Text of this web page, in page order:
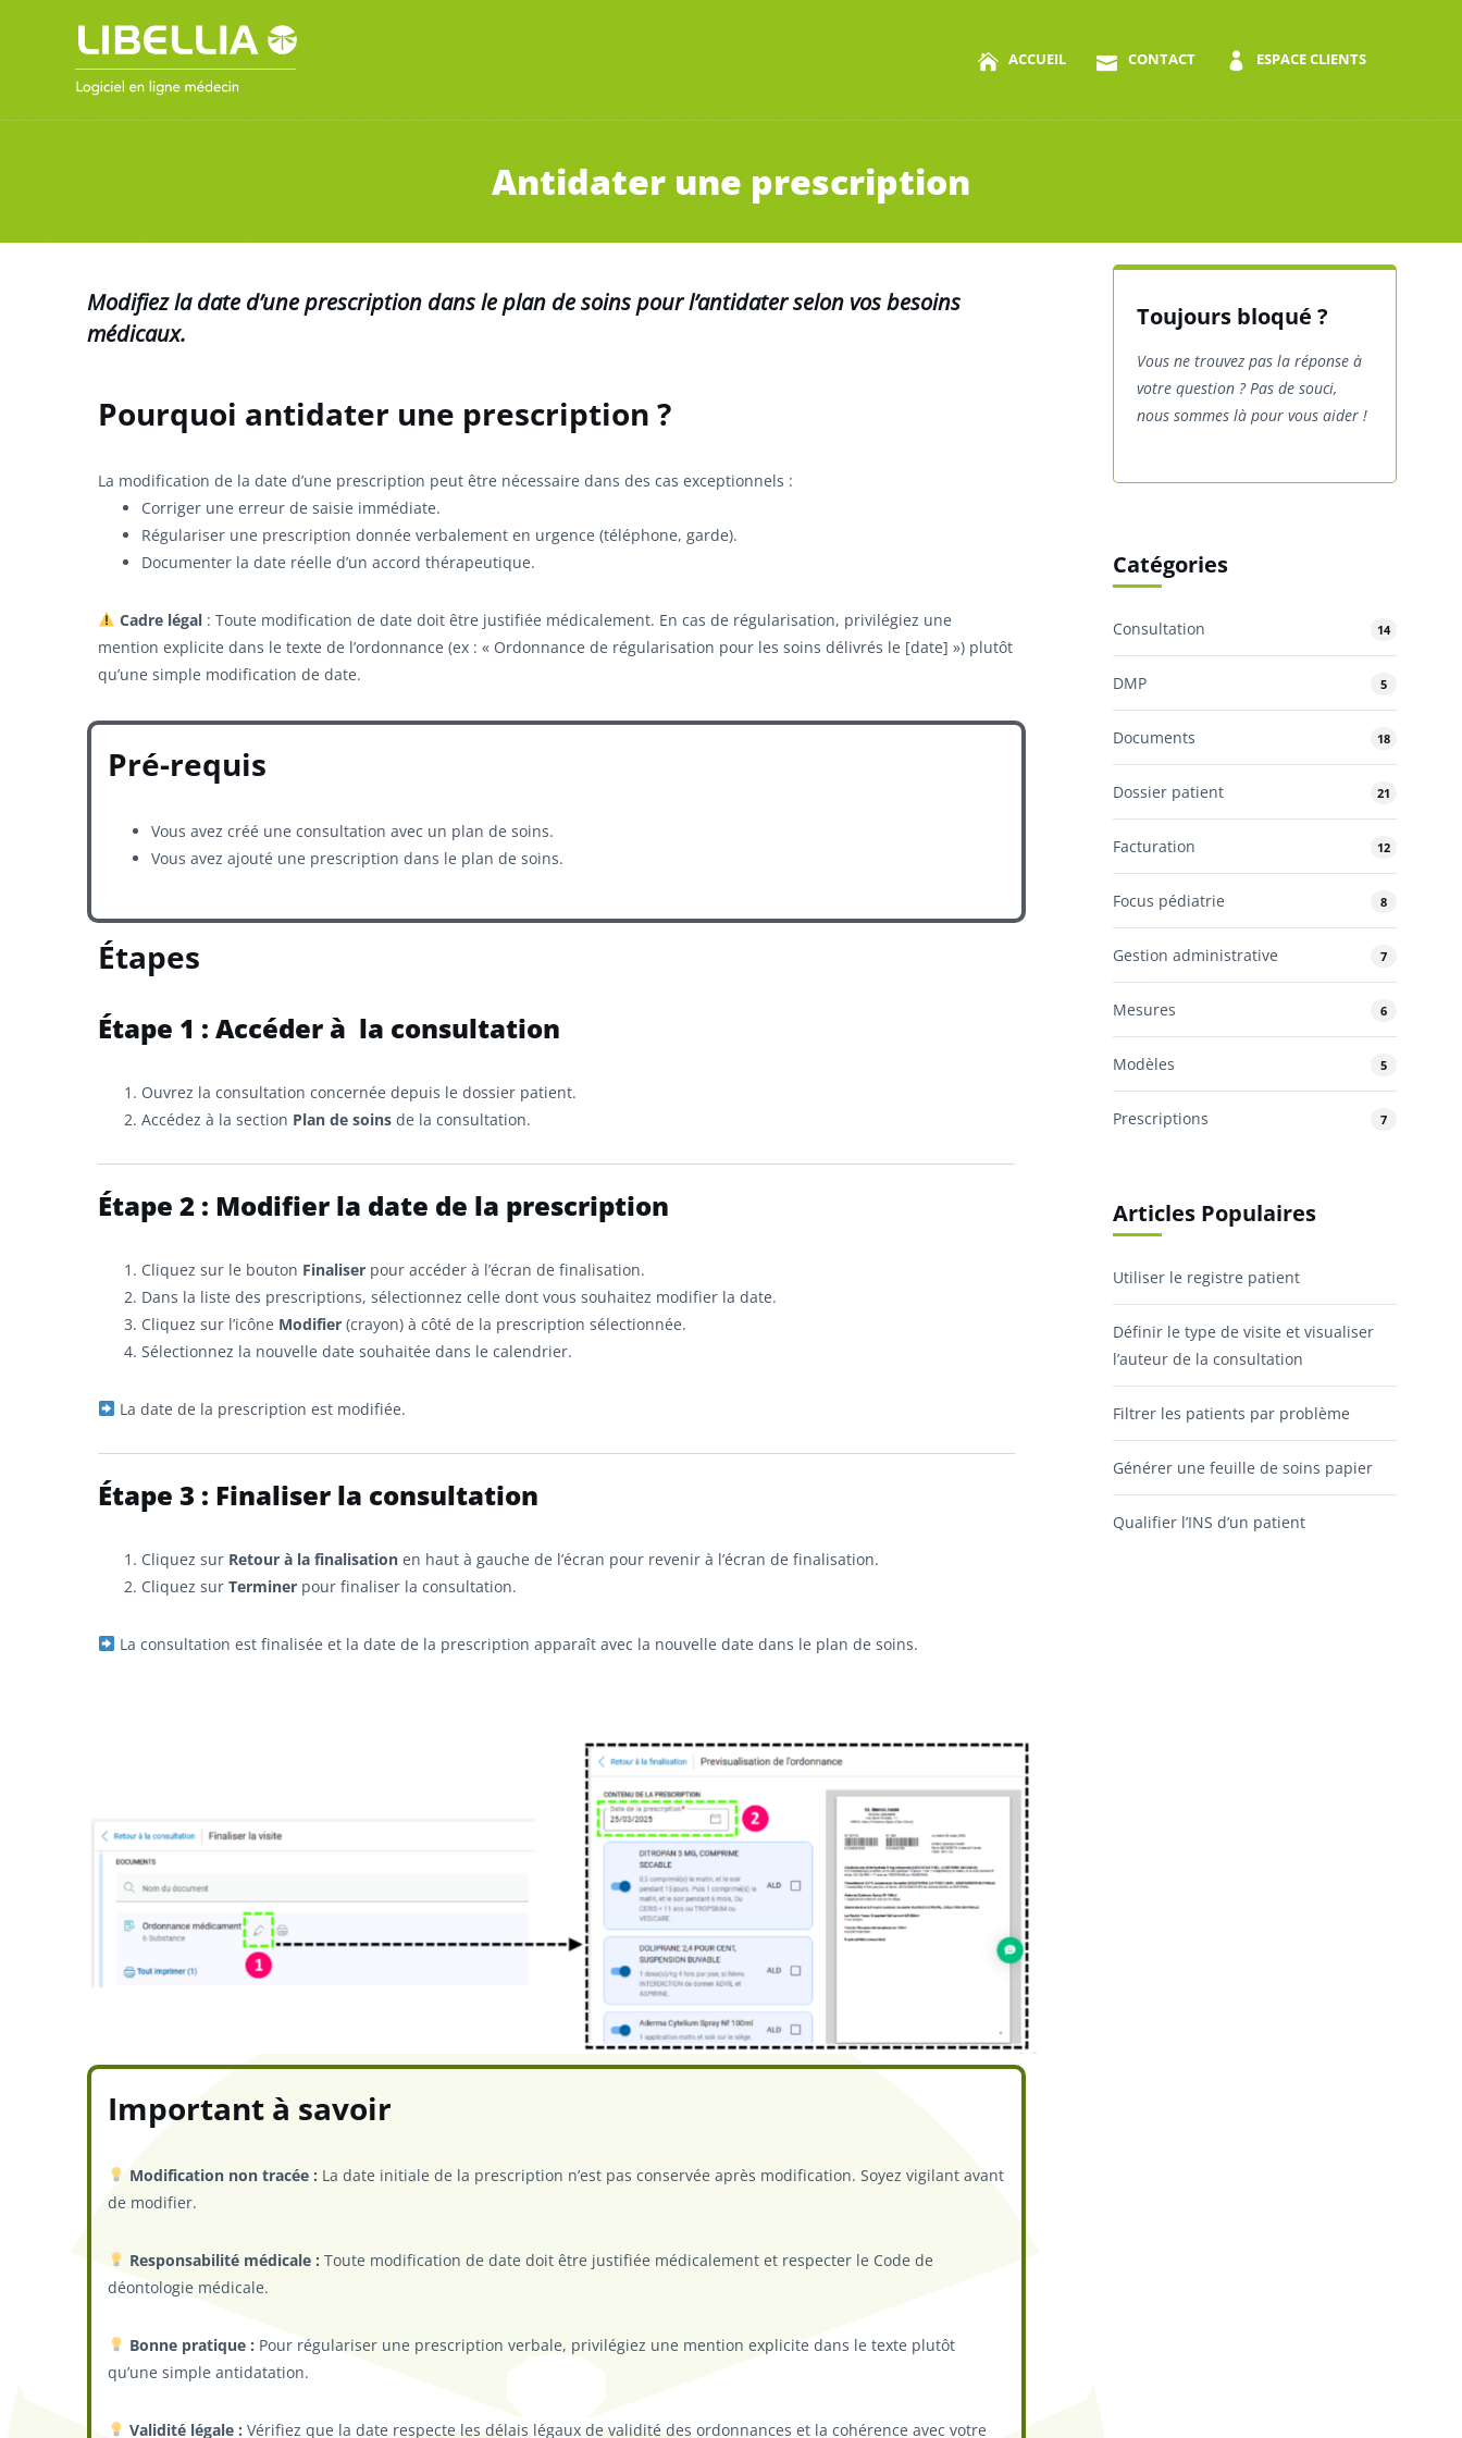
ACCUEIL CONTACT ESPACE CLIENTS
Antidater une prescription
Modifiez la date d’une prescription dans le plan de soins pour l’antidater selon vos besoins
médicaux.
Pourquoi antidater une prescription ?
La modification de la date d’une prescription peut être nécessaire dans des cas exceptionnels :
Corriger une erreur de saisie immédiate.
Régulariser une prescription donnée verbalement en urgence (téléphone, garde).
Documenter la date réelle d’un accord thérapeutique.
Cadre légal: Toute modification de date doit être justifiée médicalement. En cas de régularisation, privilégiez une
mention explicite dans le texte de l’ordonnance (ex : « Ordonnance de régularisation pour les soins délivrés le [date] ») plutôt
qu’une simple modification de date.
Pré-requis
Vous avez créé une consultation avec un plan de soins.
Vous avez ajouté une prescription dans le plan de soins.
Étapes
Étape 1 : Accéder à la consultation
Ouvrez la consultation concernée depuis le dossier patient.
Accédez à la section Plan de soins de la consultation.
Étape 2 : Modifier la date de la prescription
Cliquez sur le bouton Finaliser pour accéder à l’écran de finalisation.
Dans la liste des prescriptions, sélectionnez celle dont vous souhaitez modifier la date.
Cliquez sur l’icône Modifier (crayon) à côté de la prescription sélectionnée.
Sélectionnez la nouvelle date souhaitée dans le calendrier.
La date de la prescription est modifiée.
Étape 3 : Finaliser la consultation
Cliquez sur Retour à la finalisation en haut à gauche de l’écran pour revenir à l’écran de finalisation.
Cliquez sur Terminer pour finaliser la consultation.
La consultation est finalisée et la date de la prescription apparaît avec la nouvelle date dans le plan de soins.
Important à savoir
Modification non tracée : La date initiale de la prescription n’est pas conservée après modification. Soyez vigilant avant
de modifier.
Responsabilité médicale : Toute modification de date doit être justifiée médicalement et respecter le Code de
déontologie médicale.
Bonne pratique : Pour régulariser une prescription verbale, privilégiez une mention explicite dans le texte plutôt
qu’une simple antidatation.
Validité légale : Vérifiez que la date respecte les délais légaux de validité des ordonnances et la cohérence avec votre
Toujours bloqué ?
Vous ne trouvez pas la réponse à
votre question ? Pas de souci,
nous sommes là pour vous aider !
Catégories
Consultation 14
DMP 5
Documents 18
Dossier patient 21
Facturation 12
Focus pédiatrie 8
Gestion administrative 7
Mesures 6
Modèles 5
Prescriptions 7
Articles Populaires
Utiliser le registre patient
Définir le type de visite et visualiser
l’auteur de la consultation
Filtrer les patients par problème
Générer une feuille de soins papier
Qualifier l’INS d’un patient